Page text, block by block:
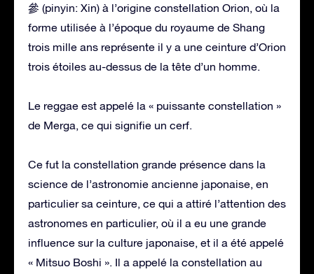
參 (pinyin: Xin) à l’origine constellation Orion, où la
forme utilisée à l’époque du royaume de Shang
trois mille ans représente il y a une ceinture d’Orion
trois étoiles au-dessus de la tête d’un homme.
Le reggae est appelé la « puissante constellation »
de Merga, ce qui signifie un cerf.
Ce fut la constellation grande présence dans la
science de l’astronomie ancienne japonaise, en
particulier sa ceinture, ce qui a attiré l’attention des
astronomes en particulier, où il a eu une grande
influence sur la culture japonaise, et il a été appelé
« Mitsuo Boshi ». Il a appelé la constellation au